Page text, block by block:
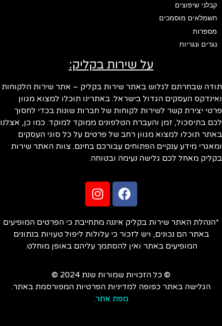
קבלני שיפוצים
חשמלאים מוסמכים
מספרות
נגרים ונגריות
על שירות בקליק:
שבחרתם לגלוש באתר שירות בקליק – אתר שירות הלקוחות
העסקים הגדול בישראל. באתרינו תוכלו למצוא מגוון
יצירת קשר לשירות לקוחות של חברות שונות בכדי לחסוך
בתיסכול, זמן והעברת הטלפונים ממוקד למוקד. כמו כן, אצלנו
תוכלו למצוא מגוון רחב של פרטים על כל סוגי העסקים
מידע ענקיים הפתוחים עבורכם בחינם. צוות האתר שירות
מאחל לכם גלישה נעימה ובטוחה.
האתר שירות בקליק איננה מתחייבת כי הפרטים המופיעים
באתר הם נכונים, ויש לזכור כי עלולות ליפול טעויות בנתונים
המופיעים באתר ואין להסתמך עליהם באופן מוחלט.
© כל הזכויות שמורות שנת 2024 ©
הגלישה באתר כפופה למדיניות הפרטיות המפורסמת באתר.
מפת אתר.